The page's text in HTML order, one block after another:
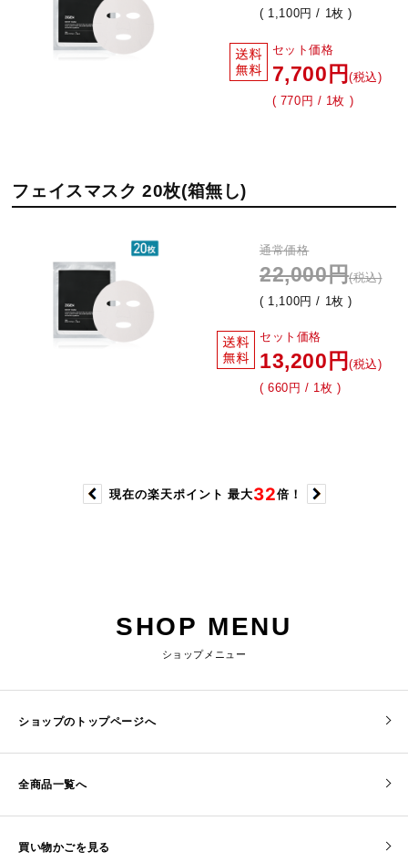
( 1,100円 / 1枚 )
セット価格
7,700円(税込)
( 770円 / 1枚 )
フェイスマスク 20枚(箱無し)
通常価格
22,000円(税込)
( 1,100円 / 1枚 )
セット価格
13,200円(税込)
( 660円 / 1枚 )
SHOP MENU
ショップメニュー
ショップのトップページへ
全商品一覧へ
買い物かごを見る